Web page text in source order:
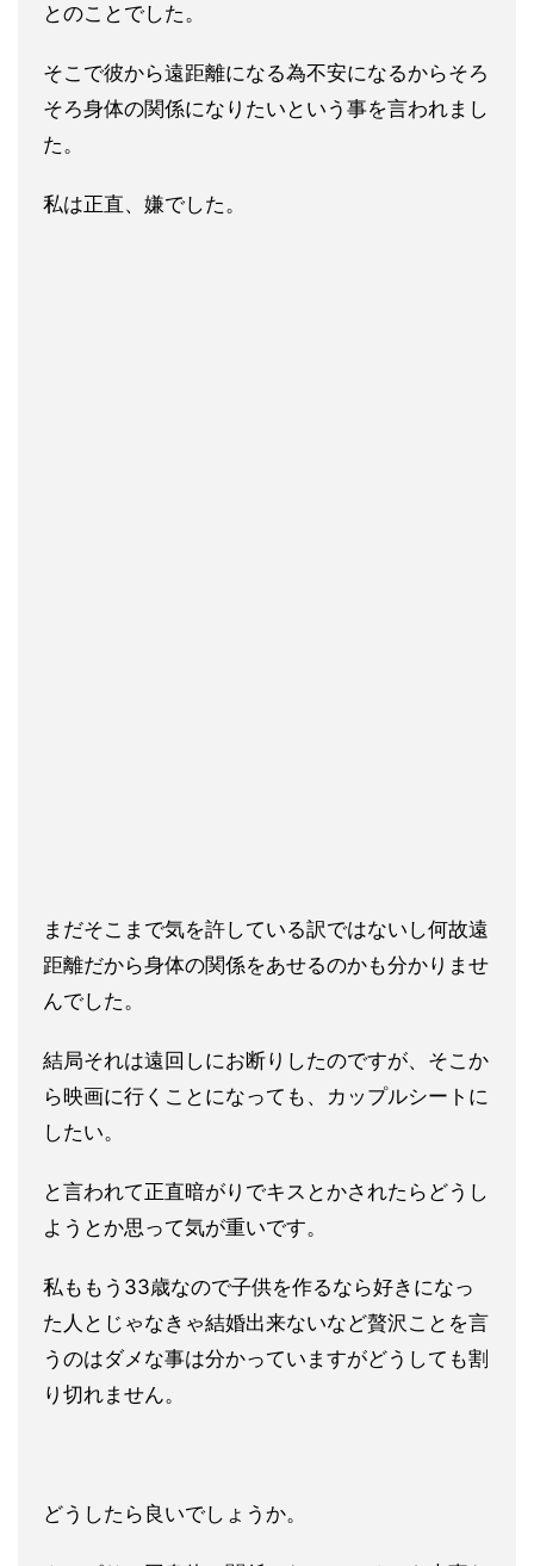
とのことでした。
そこで彼から遠距離になる為不安になるからそろ
そろ身体の関係になりたいという事を言われまし
た。
私は正直、嫌でした。
まだそこまで気を許している訳ではないし何故遠
距離だから身体の関係をあせるのかも分かりませ
んでした。
結局それは遠回しにお断りしたのですが、そこか
ら映画に行くこと になっても、カップルシートに
したい。
と言われて正直暗がりでキスとかされたらどうし
ようとか思って気が重いです。
私ももう33歳なので子供を作るなら好きになっ
た人とじゃなきゃ結婚出来ないなど贅沢ことを言
うのはダメな事は分かっていますがどうしても割
り切れません。
どうしたら良いでしょうか。